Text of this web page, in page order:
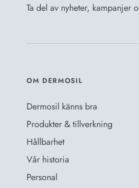
Ta del av nyheter, kampanjer
OM DERMOSIL
Dermosil känns bra
Produkter & tillverkning
Hållbarhet
Vår historia
Personal